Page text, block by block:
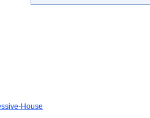
House